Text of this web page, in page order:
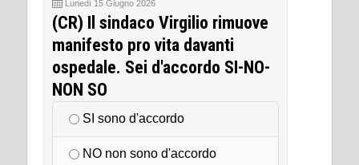
Lunedì 15 Giugno 2026
(CR) Il sindaco Virgilio rimuove
manifesto pro vita davanti
ospedale. Sei d'accordo SI-NO-
NON SO
SI sono d'accordo
NO non sono d'accordo